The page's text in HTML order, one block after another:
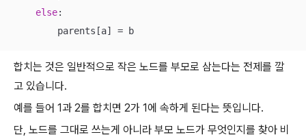
else:
        parents[a] = b
합치는 것은 일반적으로 작은 노드를 부모로 삼는다는 전제를 깔
고 있습니다.
예를 들어 1과 2를 합치면 2가 1에 속하게 된다는 뜻입니다.
단, 노드를 그대로 쓰는게 아니라 부모 노드가 무엇인지를 찾아 비